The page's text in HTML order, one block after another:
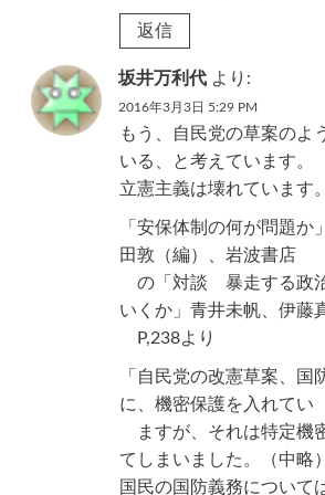
返信
坂井万利代 より:
2016年3月3日 5:29 PM
もう、自民党の草案のよ
いる、と考えています。
立憲主義は壊れています。
「安保体制の何が問題か
田敦（編）、岩波書店
の「対談 暴走する政
いくか」青井未帆、伊藤
P,238より
「自民党の改憲草案、国
に、機密保護を入れてい
ますが、それは特定機
てしまいました。（中略）
国民の国防義務について